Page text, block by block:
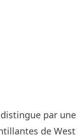
par
de